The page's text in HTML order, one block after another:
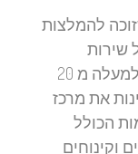
להמלצות
מקצועי אותו מקבלים הסועדים זה למעלה מ 20
את מרכז
הכולל